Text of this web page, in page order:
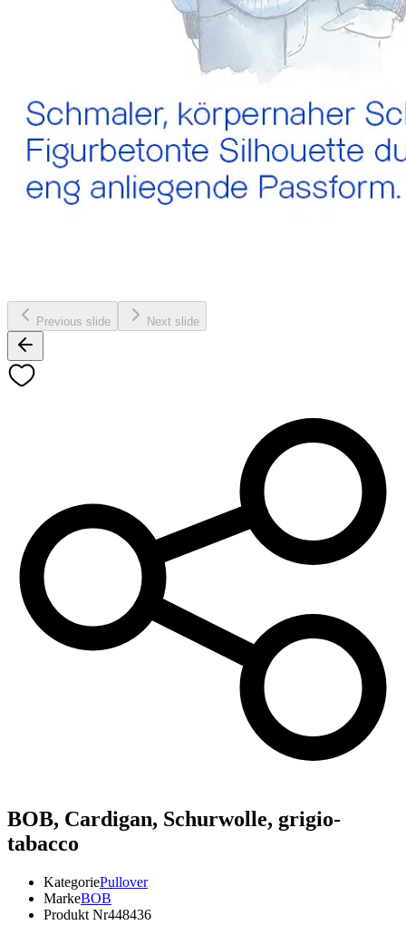
Previous slide Next slide
BOB, Cardigan, Schurwolle, grigio-
tabacco
KategoriePullover
MarkeBOB
Produkt Nr448436